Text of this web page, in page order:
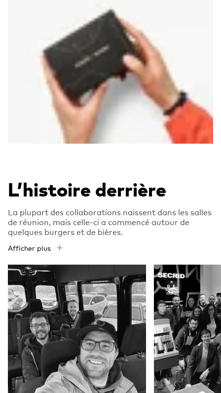
L’histoire derrière
La plupart des collaborations naissent dans les salles
de réunion, mais celle-ci a commencé autour de
quelques burgers et de bières.
Afficher plus